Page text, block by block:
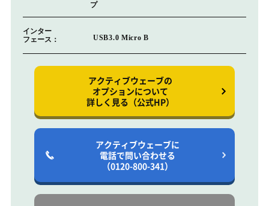
プ
インター
フェース：
USB3.0 Micro B
アクティブウェーブの
オプションについて
詳しく見る（公式HP）
アクティブウェーブに
電話で問い合わせる
（0120-800-341）